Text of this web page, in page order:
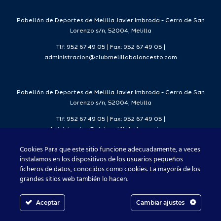
2026/27
Pabellón de Deportes de Melilla Javier Imbroda - Cerro de San
Lorenzo s/n, 52004, Melilla
Tlf: 952 67 49 05 | Fax: 952 67 49 05 |
administracion@clubmelillabaloncesto.com
Pabellón de Deportes de Melilla Javier Imbroda - Cerro de San
Lorenzo s/n, 52004, Melilla
Tlf: 952 67 49 05 | Fax: 952 67 49 05 |
Club Melilla Baloncesto 2021
InstagramYouTube
Cookies Para que este sitio funcione adecuadamente, a veces
instalamos en los dispositivos de los usuarios pequeños
ficheros de datos, conocidos como cookies. La mayoría de los
grandes sitios web también lo hacen.
Aceptar Cambiar ajustes